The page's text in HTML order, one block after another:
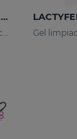
LACTYFERRIN OH Gel Limpiador 250ml
Gel limpiador de manos. Alcohol.